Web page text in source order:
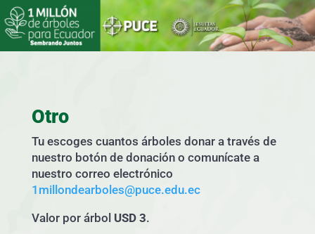
Otro
Tu escoges cuantos árboles donar a través de
nuestro botón de donación o comunícate a
nuestro correo electrónico
1millondearboles@puce.edu.ec
Valor por árbol USD 3.